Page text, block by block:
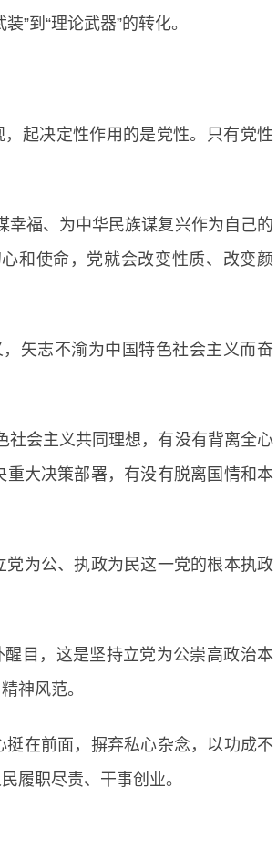
”到“理论武器”的转化。
起决定性作用的是党性。只有党性
幸福、为中华民族谋复兴作为自己的
和使命，党就会改变性质、改变颜
矢志不渝为中国特色社会主义而奋
社会主义共同理想，有没有背离全心
大决策部署，有没有脱离国情和本
为公、执政为民这一党的根本执政
目，这是坚持立党为公崇高政治本
神风范。
在前面，摒弃私心杂念，以功成不
履职尽责、干事创业。